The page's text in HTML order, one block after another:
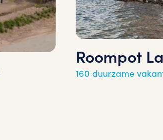
Roompot
160 duurzame